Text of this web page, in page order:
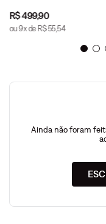
R$499,90
ou9x de R$ 55,54
Ainda não foram